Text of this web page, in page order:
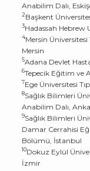
Anabilim Dalı,
2Başkent
3Hadassah Hebrew
4Mersin Üniversitesi
Mersin
5Adana Devlet
6Tepecik Eğitim ve
7Ege Üniversitesi
8Sağlık Bilimleri
Anabilim Dalı,
9Sağlık Bilimleri
Damar Cerrahisi
Bölümü, İstanbul
10Dokuz Eylül
İzmir